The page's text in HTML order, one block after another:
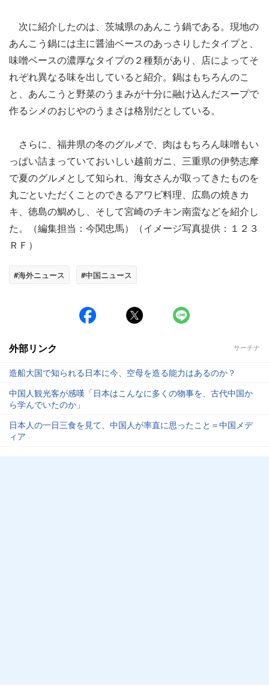
次に紹介したのは、茨城県のあんこう鍋である。現地の
あんこう鍋には主に醤油ベースのあっさりしたタイプと、
味噌ベースの濃厚なタイプの２種類があり、店によってそ
れぞれ異なる味を出していると紹介。鍋はもちろんのこ
と、あんこうと野菜のうまみが十分に融け込んだスープで
作るシメのおじやのうまさは格別だとしている。
さらに、福井県の冬のグルメで、肉はもちろん味噌もい
っぱい詰まっていておいしい越前ガニ、三重県の伊勢志摩
で夏のグルメとして知られ、海女さんが取ってきたものを
丸ごといただくことのできるアワビ料理、広島の焼きカ
キ、徳島の鯛めし、そして宮崎のチキン南蛮などを紹介し
た。（編集担当：今関忠馬）（イメージ写真提供：１２３
ＲＦ）
#海外ニュース #中国ニュース
外部リンク サーチナ
造船大国で知られる日本に今、空母を造る能力はあるのか？
中国人観光客が感嘆「日本はこんなに多くの物事を、古代中国か
ら学んでいたのか」
日本人の一日三食を見て、中国人が率直に思ったこと＝中国メデ
ィア